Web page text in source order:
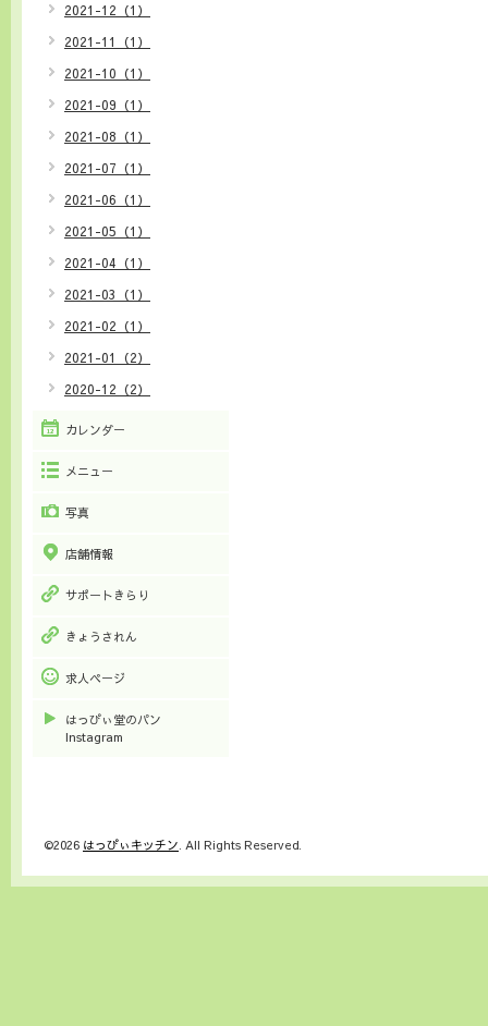
2021-12（1）
2021-11（1）
2021-10（1）
2021-09（1）
2021-08（1）
2021-07（1）
2021-06（1）
2021-05（1）
2021-04（1）
2021-03（1）
2021-02（1）
2021-01（2）
2020-12（2）
カレンダー
メニュー
写真
店舗情報
サポートきらり
きょうされん
求人ページ
はっぴぃ堂のパン
Instagram
©2026 はっぴぃキッチン. All Rights Reserved.